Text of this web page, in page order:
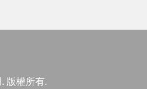
. 版權所有.